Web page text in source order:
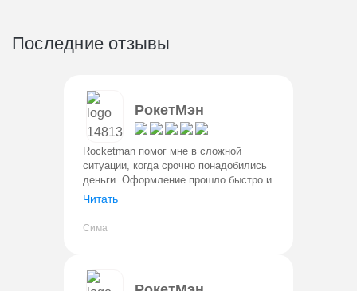
Последние отзывы
РокетМэн
Rocketman помог мне в сложной
ситуации, когда срочно понадобились
деньги. Оформление прошло быстро и
без проблем. Деньги поступили на
процент понятный. Вернула в лично
Читать
Сима